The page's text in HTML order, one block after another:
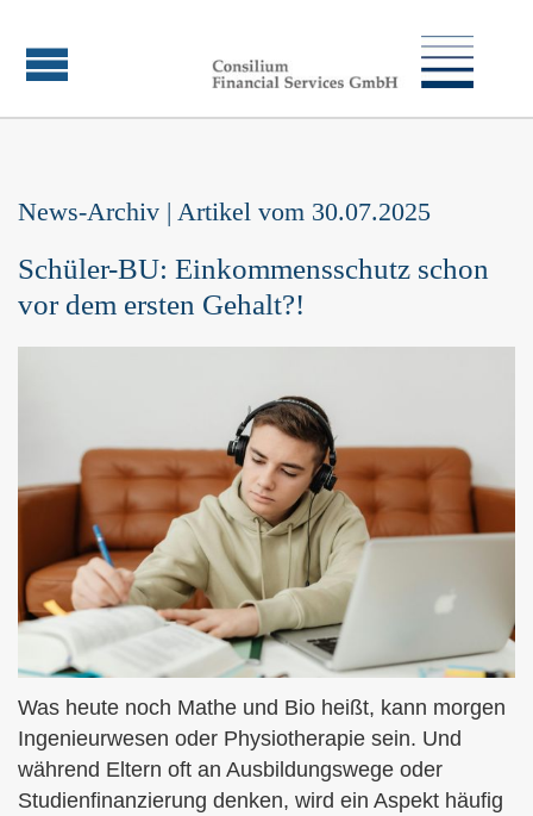
News-Archiv | Artikel vom 30.07.2025
Schüler-BU: Einkommensschutz schon
vor dem ersten Gehalt?!
Was heute noch Mathe und Bio heißt, kann morgen
Ingenieurwesen oder Physiotherapie sein. Und
während Eltern oft an Ausbildungswege oder
Studienfinanzierung denken, wird ein Aspekt häufig